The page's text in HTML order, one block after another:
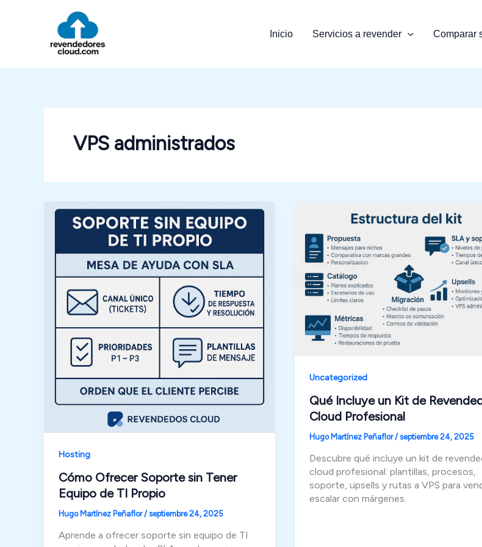
Inicio Servicios a revender Comparar
VPS administrados
Hosting
Cómo Ofrecer Soporte sin Tener
Equipo de TI Propio
Hugo Martínez Peñaflor/ septiembre 24, 2025
Aprende a ofrecer soporte sin equipo de TI
Uncategorized
Qué Incluye un Kit de
Cloud Profesional
Hugo Martínez Peñaflor/ septiembre 24, 2025
Descubre qué incluye un kit de
cloud profesional: plantillas, procesos,
soporte, upsells y rutas a VPS para
escalar con márgenes.